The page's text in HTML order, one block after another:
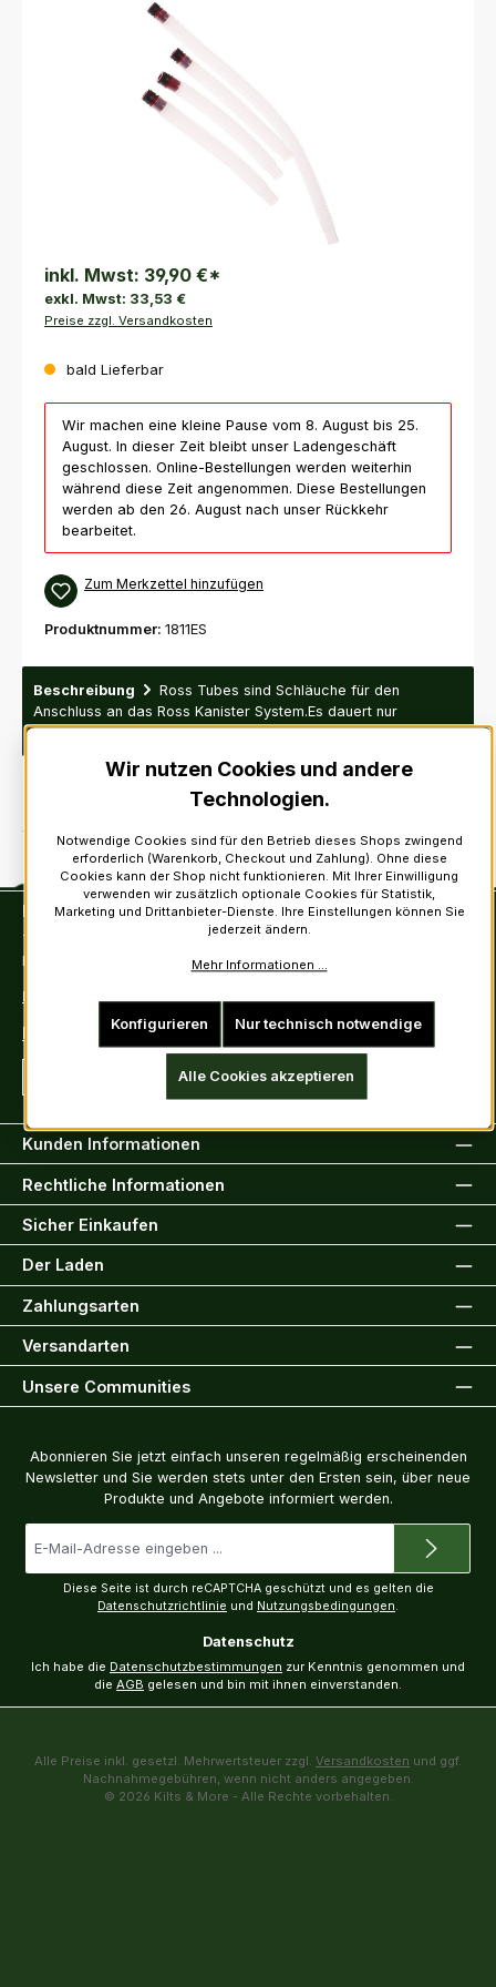
Bildergalerie überspringen
inkl. Mwst: 39,90 €*
exkl. Mwst: 33,53 €
Preise zzgl. Versandkosten
bald Lieferbar
Wir machen eine kleine Pause vom 8. August bis 25.
August. In dieser Zeit bleibt unser Ladengeschäft
geschlossen. Online-Bestellungen werden weiterhin
während diese Zeit angenommen. Diese Bestellungen
werden ab den 26. August nach unser Rückkehr
bearbeitet.
Zum Merkzettel hinzufügen
Produktnummer: 1811ES
Beschreibung
Ross Tubes sind Schläuche für den
Anschluss an das Ross Kanister System.Es dauert nur
Sekunden um die Tubes zu montieren ode…Mehr
Kontakt
Tel: +49 (0)6222-388030
Fax: +49 (0)6222-388031
E-Mail: info@kiltsandmore.com
Kontaktformular
Kunden Informationen
Rechtliche Informationen
Sicher Einkaufen
Der Laden
Zahlungsarten
Versandarten
Unsere Communities
Abonnieren Sie jetzt einfach unseren regelmäßig erscheinenden
Newsletter und Sie werden stets unter den Ersten sein, über neue
Produkte und Angebote informiert werden.
Mail-
Adresse
Diese Seite ist durch reCAPTCHA geschützt und es gelten die
Datenschutzrichtlinie und Nutzungsbedingungen.
Datenschutz
Ich habe die Datenschutzbestimmungen zur Kenntnis genommen und
die AGB gelesen und bin mit ihnen einverstanden.
Alle Preise inkl. gesetzl. Mehrwertsteuer zzgl. Versandkosten und ggf.
Nachnahmegebühren, wenn nicht anders angegeben.
© 2026 Kilts & More - Alle Rechte vorbehalten.
Wir nutzen Cookies und andere
Technologien.
Notwendige Cookies sind für den Betrieb dieses Shops zwingend
erforderlich (Warenkorb, Checkout und Zahlung). Ohne diese
Cookies kann der Shop nicht funktionieren. Mit Ihrer Einwilligung
verwenden wir zusätzlich optionale Cookies für Statistik,
Marketing und Drittanbieter-Dienste. Ihre Einstellungen können Sie
jederzeit ändern.
Mehr Informationen ...
Nur technisch notwendige
Konfigurieren
Alle Cookies akzeptieren